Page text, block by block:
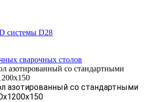
системы D28
сварочных столов
азотированный со стандартными
азотированный со стандартными